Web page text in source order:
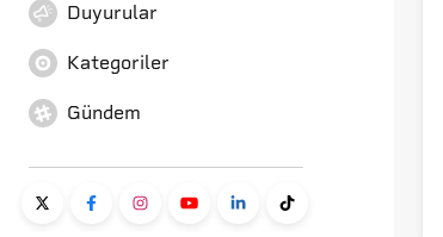
Duyurular
Kategoriler
Gündem